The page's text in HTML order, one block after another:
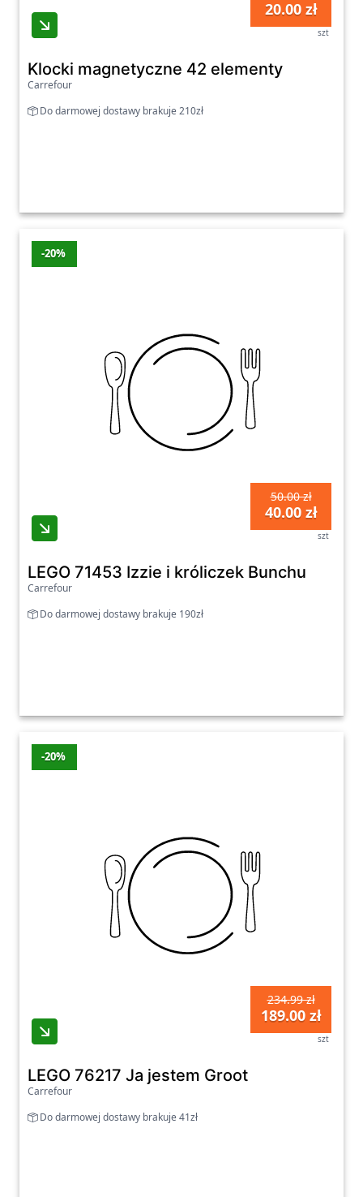
20.00 zł
szt
Klocki magnetyczne 42 elementy
Carrefour
Do darmowej dostawy brakuje 210zł
-20%
50.00 zł
40.00 zł
szt
LEGO 71453 Izzie i króliczek Bunchu
Carrefour
Do darmowej dostawy brakuje 190zł
-20%
234.99 zł
189.00 zł
szt
LEGO 76217 Ja jestem Groot
Carrefour
Do darmowej dostawy brakuje 41zł